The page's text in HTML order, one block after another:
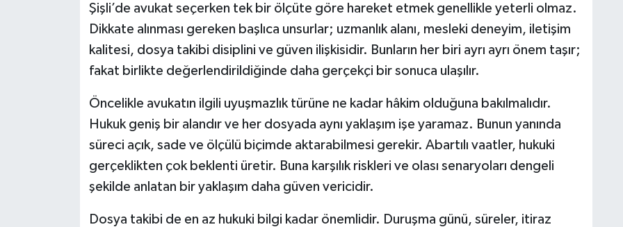
Şişli’de avukat seçerken tek bir ölçüte göre hareket etmek genellikle yeterli olmaz.
Dikkate alınması gereken başlıca unsurlar; uzmanlık alanı, mesleki deneyim, iletişim
kalitesi, dosya takibi disiplini ve güven ilişkisidir. Bunların her biri ayrı ayrı önem taşır;
fakat birlikte değerlendirildiğinde daha gerçekçi bir sonuca ulaşılır.
Öncelikle avukatın ilgili uyuşmazlık türüne ne kadar hâkim olduğuna bakılmalıdır.
Hukuk geniş bir alandır ve her dosyada aynı yaklaşım işe yaramaz. Bunun yanında
süreci açık, sade ve ölçülü biçimde aktarabilmesi gerekir. Abartılı vaatler, hukuki
gerçeklikten çok beklenti üretir. Buna karşılık riskleri ve olası senaryoları dengeli
şekilde anlatan bir yaklaşım daha güven vericidir.
Dosya takibi de en az hukuki bilgi kadar önemlidir. Duruşma günü, süreler, itiraz